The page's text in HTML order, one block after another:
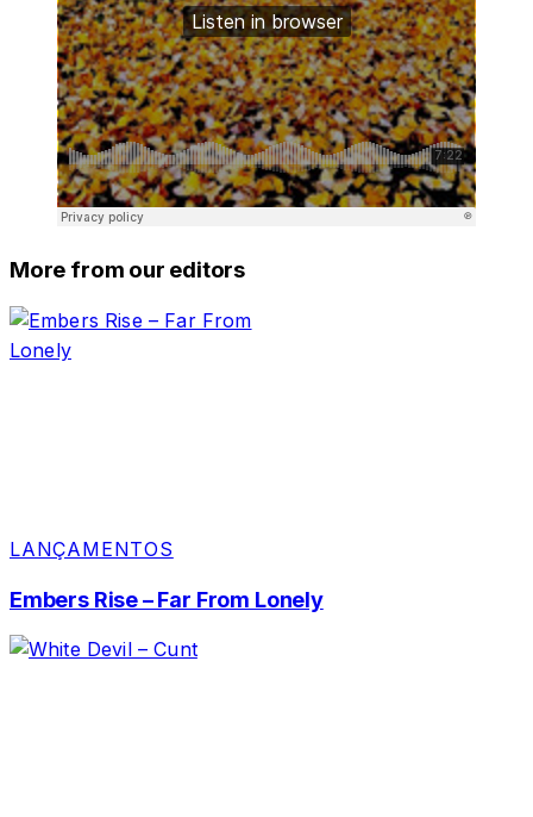
More from our editors
LANÇAMENTOS
Embers Rise – Far From Lonely